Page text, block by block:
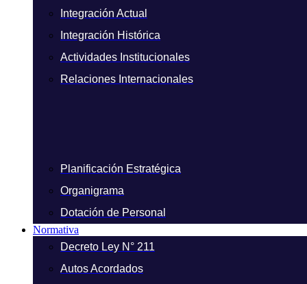
Integración Actual
Integración Histórica
Actividades Institucionales
Relaciones Internacionales
Planificación Estratégica
Organigrama
Dotación de Personal
Normativa
Decreto Ley N° 211
Autos Acordados